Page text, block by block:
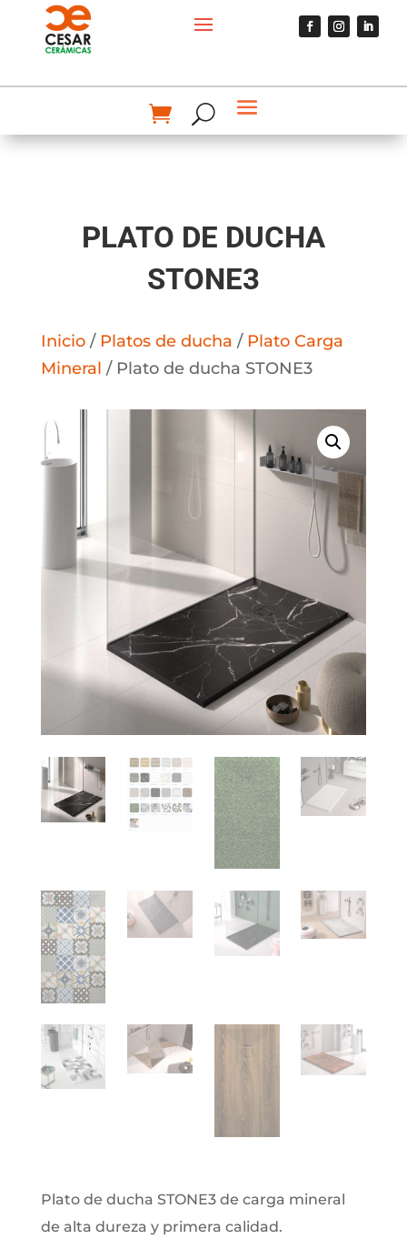
PLATO DE DUCHA
STONE3
Inicio/ Platos de ducha / Plato Carga
Mineral / Plato de ducha STONE3
Plato de ducha STONE3 de carga mineral
de alta dureza y primera calidad.